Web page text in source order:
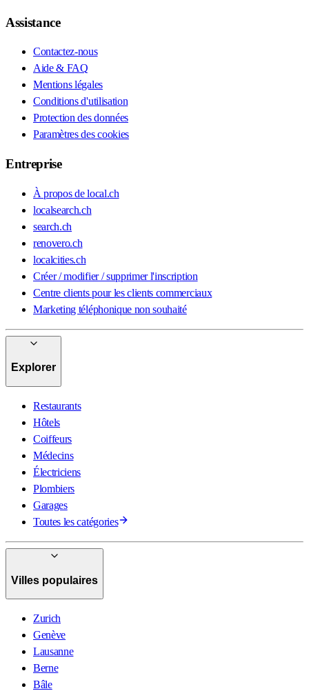
Assistance
Contactez-nous
Aide & FAQ
Mentions légales
Conditions d'utilisation
Protection des données
Paramètres des cookies
Entreprise
À propos de local.ch
localsearch.ch
search.ch
renovero.ch
localcities.ch
Créer / modifier / supprimer l'inscription
Centre clients pour les clients commerciaux
Marketing téléphonique non souhaité
Explorer
Restaurants
Hôtels
Coiffeurs
Médecins
Électriciens
Plombiers
Garages
Toutes les catégories
Villes populaires
Zurich
Genève
Lausanne
Berne
Bâle